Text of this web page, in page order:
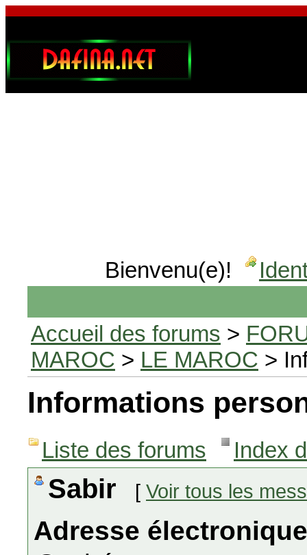
Bienvenu(e)!
Accueil des forums >
MAROC > LE MAROC >
Informations
Liste des forums Index
Sabir [ Voir tous les
Adresse